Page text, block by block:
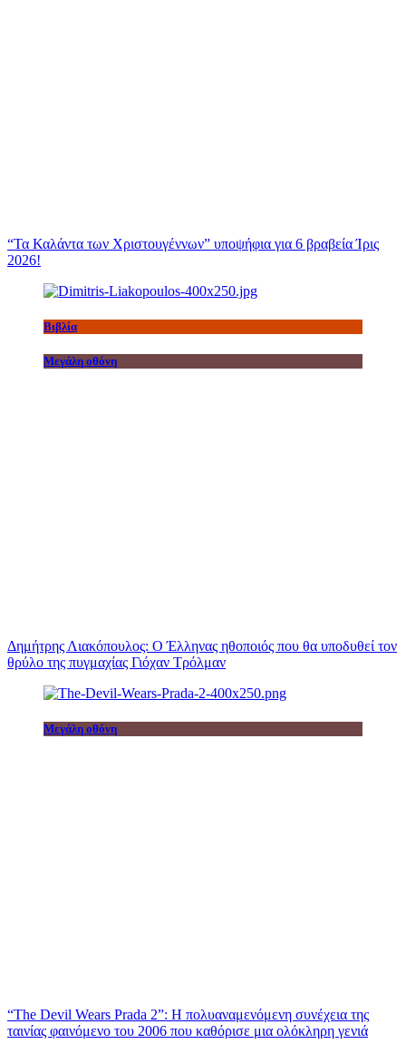
“Τα Καλάντα των Χριστουγέννων” υποψήφια για 6 βραβεία Ίρις
2026!
Βιβλία
Μεγάλη οθόνη
Δημήτρης Λιακόπουλος: Ο Έλληνας ηθοποιός που θα υποδυθεί τον
θρύλο της πυγμαχίας Γιόχαν Τρόλμαν
Μεγάλη οθόνη
“The Devil Wears Prada 2”: Η πολυαναμενόμενη συνέχεια της
ταινίας φαινόμενο του 2006 που καθόρισε μια ολόκληρη γενιά